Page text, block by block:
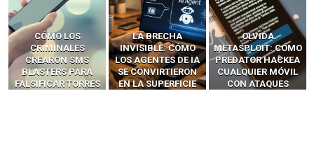
LA BRECHA
INVISIBLE: CÓMO
LOS AGENTES DE IA
SE CONVIRTIERON
EN LA SUPERFICIE
OLVIDA
METASPLOIT: CÓMO
PREDATOR HACKEA
CUALQUIER MÓVIL
CON ATAQUES
CÓMO LOS HACKERS
INTERCEPTAN OTPS
Y LLAMADAS
MÓVILES SIN
‘HACKEAR’ — EL